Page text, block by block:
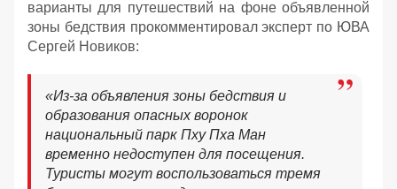
варианты для путешествий на фоне объявленной
зоны бедствия прокомментировал эксперт по ЮВА
Сергей Новиков:
«Из-за объявления зоны бедствия и
образования опасных воронок
национальный парк Пху Пха Ман
временно недоступен для посещения.
Туристы могут воспользоваться тремя